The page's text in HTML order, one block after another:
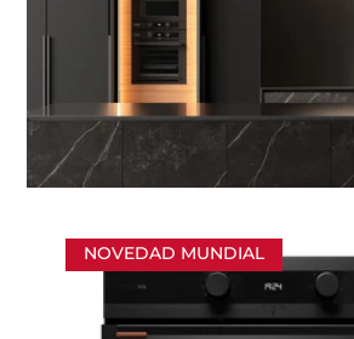
NOVEDAD MUNDIAL